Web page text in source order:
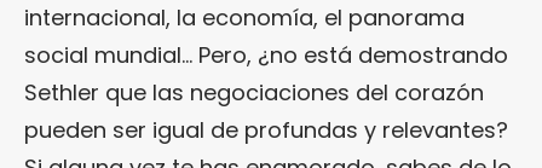
internacional, la economía, el panorama
social mundial… Pero, ¿no está demostrando
Sethler que las negociaciones del corazón
pueden ser igual de profundas y relevantes?